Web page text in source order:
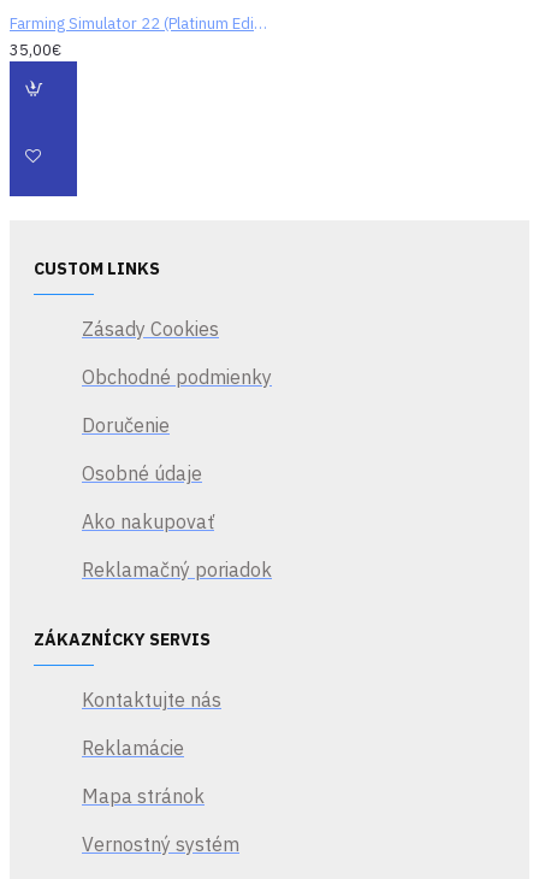
Farming Simulator 22 (Platinum Edition) (digitálny kód)
35,00€
CUSTOM LINKS
Zásady Cookies
Obchodné podmienky
Doručenie
Osobné údaje
Ako nakupovať
Reklamačný poriadok
ZÁKAZNÍCKY SERVIS
Kontaktujte nás
Reklamácie
Mapa stránok
Vernostný systém